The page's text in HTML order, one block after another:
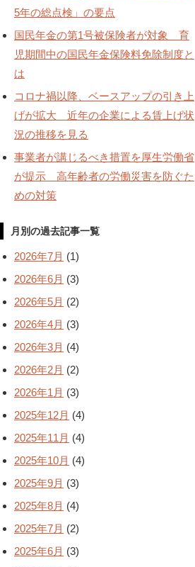
5年の総点検」の要点
国民年金の第1号被保険者が対象 育
児期間中の国民年金保険料免除制度と
は
コロナ禍以降、ベースアップの引き上
げが拡大 近年の企業による賃上げ状
況の推移を見る
事業者が講じるべき措置を厚生労働省
が提示 高年齢者の労働災害を防ぐた
めの対策
月別の過去記事一覧
2026年7月 (1)
2026年6月 (3)
2026年5月 (2)
2026年4月 (3)
2026年3月 (4)
2026年2月 (2)
2026年1月 (3)
2025年12月 (4)
2025年11月 (4)
2025年10月 (4)
2025年9月 (3)
2025年8月 (4)
2025年7月 (2)
2025年6月 (3)